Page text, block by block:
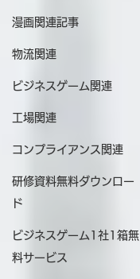
漫画関連記事
物流関連
ビジネスゲーム関連
工場関連
コンプライアンス関連
研修資料無料ダウンロー
ド
ビジネスゲーム1社1箱無
料サービス